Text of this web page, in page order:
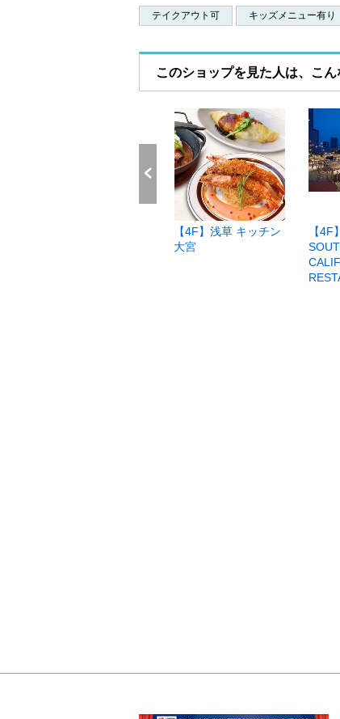
テイクアウト可 キッズメニュー有り
このショップを見た人は、こ
【4F】浅草 キッチン
大宮
【4F